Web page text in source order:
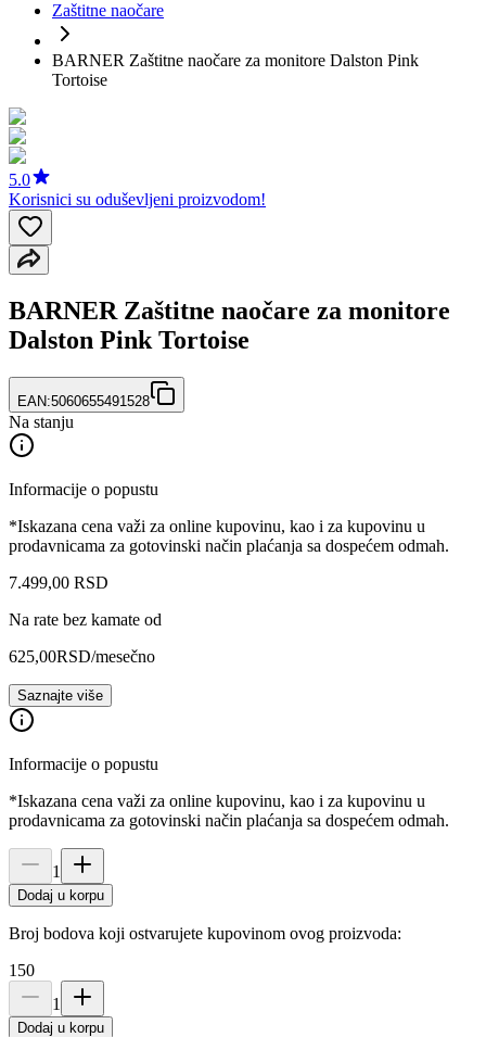
Zaštitne naočare
BARNER Zaštitne naočare za monitore Dalston Pink
Tortoise
5.0
Korisnici su oduševljeni proizvodom!
BARNER Zaštitne naočare za monitore
Dalston Pink Tortoise
EAN:5060655491528
Na stanju
Informacije o popustu
*Iskazana cena važi za online kupovinu, kao i za kupovinu u
prodavnicama za gotovinski način plaćanja sa dospećem odmah.
7.499,00 RSD
Na rate bez kamate od
625,00RSD/mesečno
Saznajte više
Informacije o popustu
*Iskazana cena važi za online kupovinu, kao i za kupovinu u
prodavnicama za gotovinski način plaćanja sa dospećem odmah.
1
Dodaj u korpu
Broj bodova koji ostvarujete kupovinom ovog proizvoda:
150
1
Dodaj u korpu